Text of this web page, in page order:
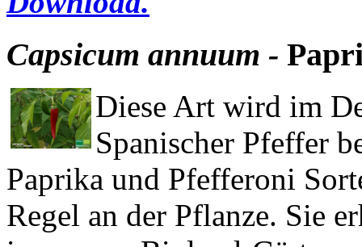
Capsicum annuum -
Diese Art wird im
Spanischer Pfeffer
Paprika und Pfefferoni
Regel an der Pflanze. Sie